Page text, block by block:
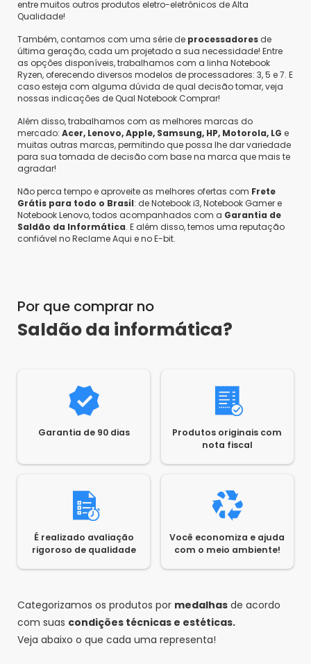
entre muitos outros produtos eletro-eletrônicos de Alta
Qualidade!
Também, contamos com uma série de processadores de
última geração, cada um projetado a sua necessidade! Entre
as opções disponíveis, trabalhamos com a linha Notebook
Ryzen, oferecendo diversos modelos de processadores: 3, 5 e 7. E
caso esteja com alguma dúvida de qual decisão tomar, veja
nossas indicações de Qual Notebook Comprar!
Além disso, trabalhamos com as melhores marcas do
mercado: Acer, Lenovo, Apple, Samsung, HP, Motorola, LG e
muitas outras marcas, permitindo que possa lhe dar variedade
para sua tomada de decisão com base na marca que mais te
agradar!
Não perca tempo e aproveite as melhores ofertas com Frete
Grátis para todo o Brasil: de Notebook i3, Notebook Gamer e
Notebook Lenovo, todos acompanhados com a Garantia de
Saldão da Informática. E além disso, temos uma reputação
confiável no Reclame Aqui e no E-bit.
Por que comprar no
Saldão da informática?
Garantia de 90 dias
Produtos originais com
nota fiscal
É realizado avaliação
rigoroso de qualidade
Você economiza e ajuda
com o meio ambiente!
Categorizamos os produtos por medalhas de acordo
com suas condições técnicas e estéticas.
Veja abaixo o que cada uma representa!